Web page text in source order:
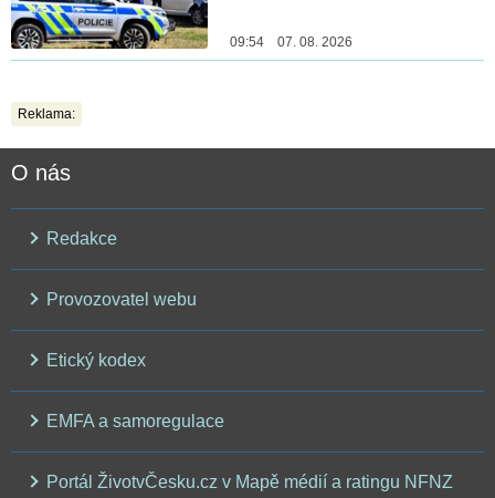
09:54 07. 08. 2026
Reklama:
O nás
Redakce
Provozovatel webu
Etický kodex
EMFA a samoregulace
Portál ŽivotvČesku.cz v Mapě médií a ratingu NFNZ